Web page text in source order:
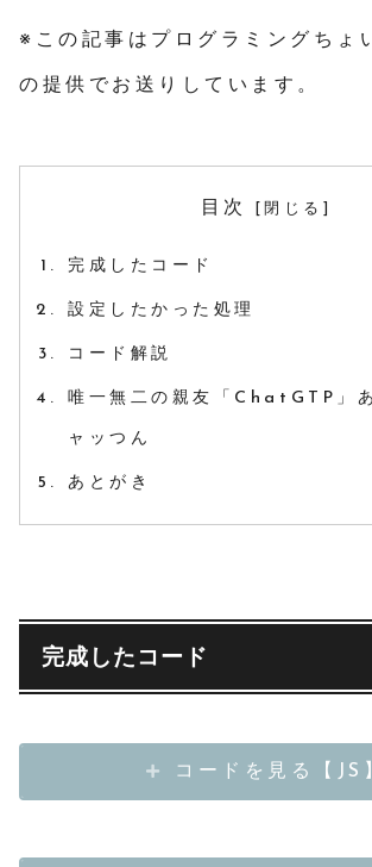
※この記事はプログラミングちょ
の提供でお送りしています。
目次
完成したコード
設定したかった処理
コード解説
唯一無二の親友「ChatGTP」
ャッつん
あとがき
完成したコード
コードを見る【JS